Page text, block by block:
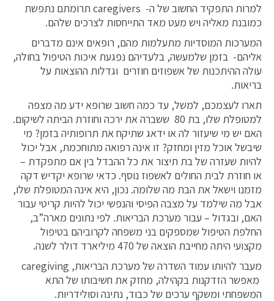
למרות התפקיד החשוב של ה- caregivers תרומתם נתפשת
כמובנת מאליה ויש מעט מאד התייחסות לצרכים שלהם.
המערכות המוסדיות מתעלמות מהם, רופאים אינם מדברים
אליהם- בזמן שלמעשה, בלעדיהם נפגעת איכות הטיפול בחולה,
עולה ההיתכנות של אשפוזים חוזרים וגדלות ההוצאות על
בריאות.
תארו לעצמכם, למשל, עד כמה חשוב שרופא ידע מה מצפה
למטופלת שלו, בת 80 ששברה את ירכה וחוזרת הביתה לשיקום.
האם יש מי שיעזור לה או ידאג שתיקח את תרופותיה בזמן? מי
שיבשל אוכל מזין ומחזק? זו אינה רפואה מתוחכמת, אבל יכול
להיות שעזרה של בת תיצור את כל ההבדל בין אם מתפקדת –
או חוזרת לבית החולים לאשפוז נוסף. כדאי שרופא יקדיש דקה
מזמנו וישאל את הבת מה שלומה. נכון, היא אינה המטופלת שלו,
אבל מה שילמד על מצבה הפיסי והנפשי יכול להיות קריטי עבור
האם, ובגדול – עבור מערכת הבריאות. לפי נתונים מארה”ב,
החלפת הטיפול שמספקים בני משפחה לקרוביהם בטיפול
מקצועי היתה מחייבת הוצאה של 470 מיליארד דולר לשנה.
מעבר להיותו עמוד השדרה של מערכת הבריאות, caregiving
מאפשר הזדקנות בקהילה, מחזק את חשיבותו של התא
המשפחתי ומשקף ערכים של כבוד, נתינה וסולידריות.